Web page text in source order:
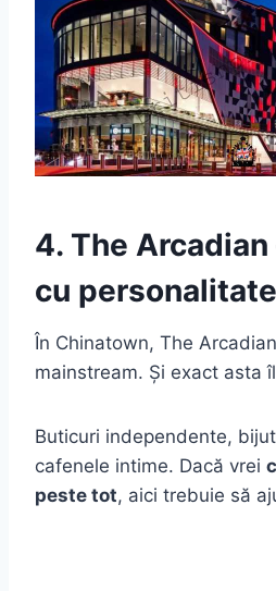
4. The
cu personalitate
În Chinatown, The
mainstream. Și exact asta
Buticuri independente,
cafenele intime. Dacă vrei
peste tot, aici trebuie să